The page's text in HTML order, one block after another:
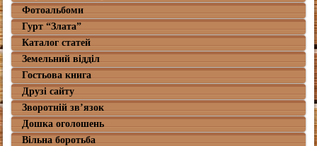
Фотоальбоми
Гурт “Злата”
Каталог статей
Земельний відділ
Гостьова книга
Друзі сайту
Зворотній зв’язок
Дошка оголошень
Вільна боротьба